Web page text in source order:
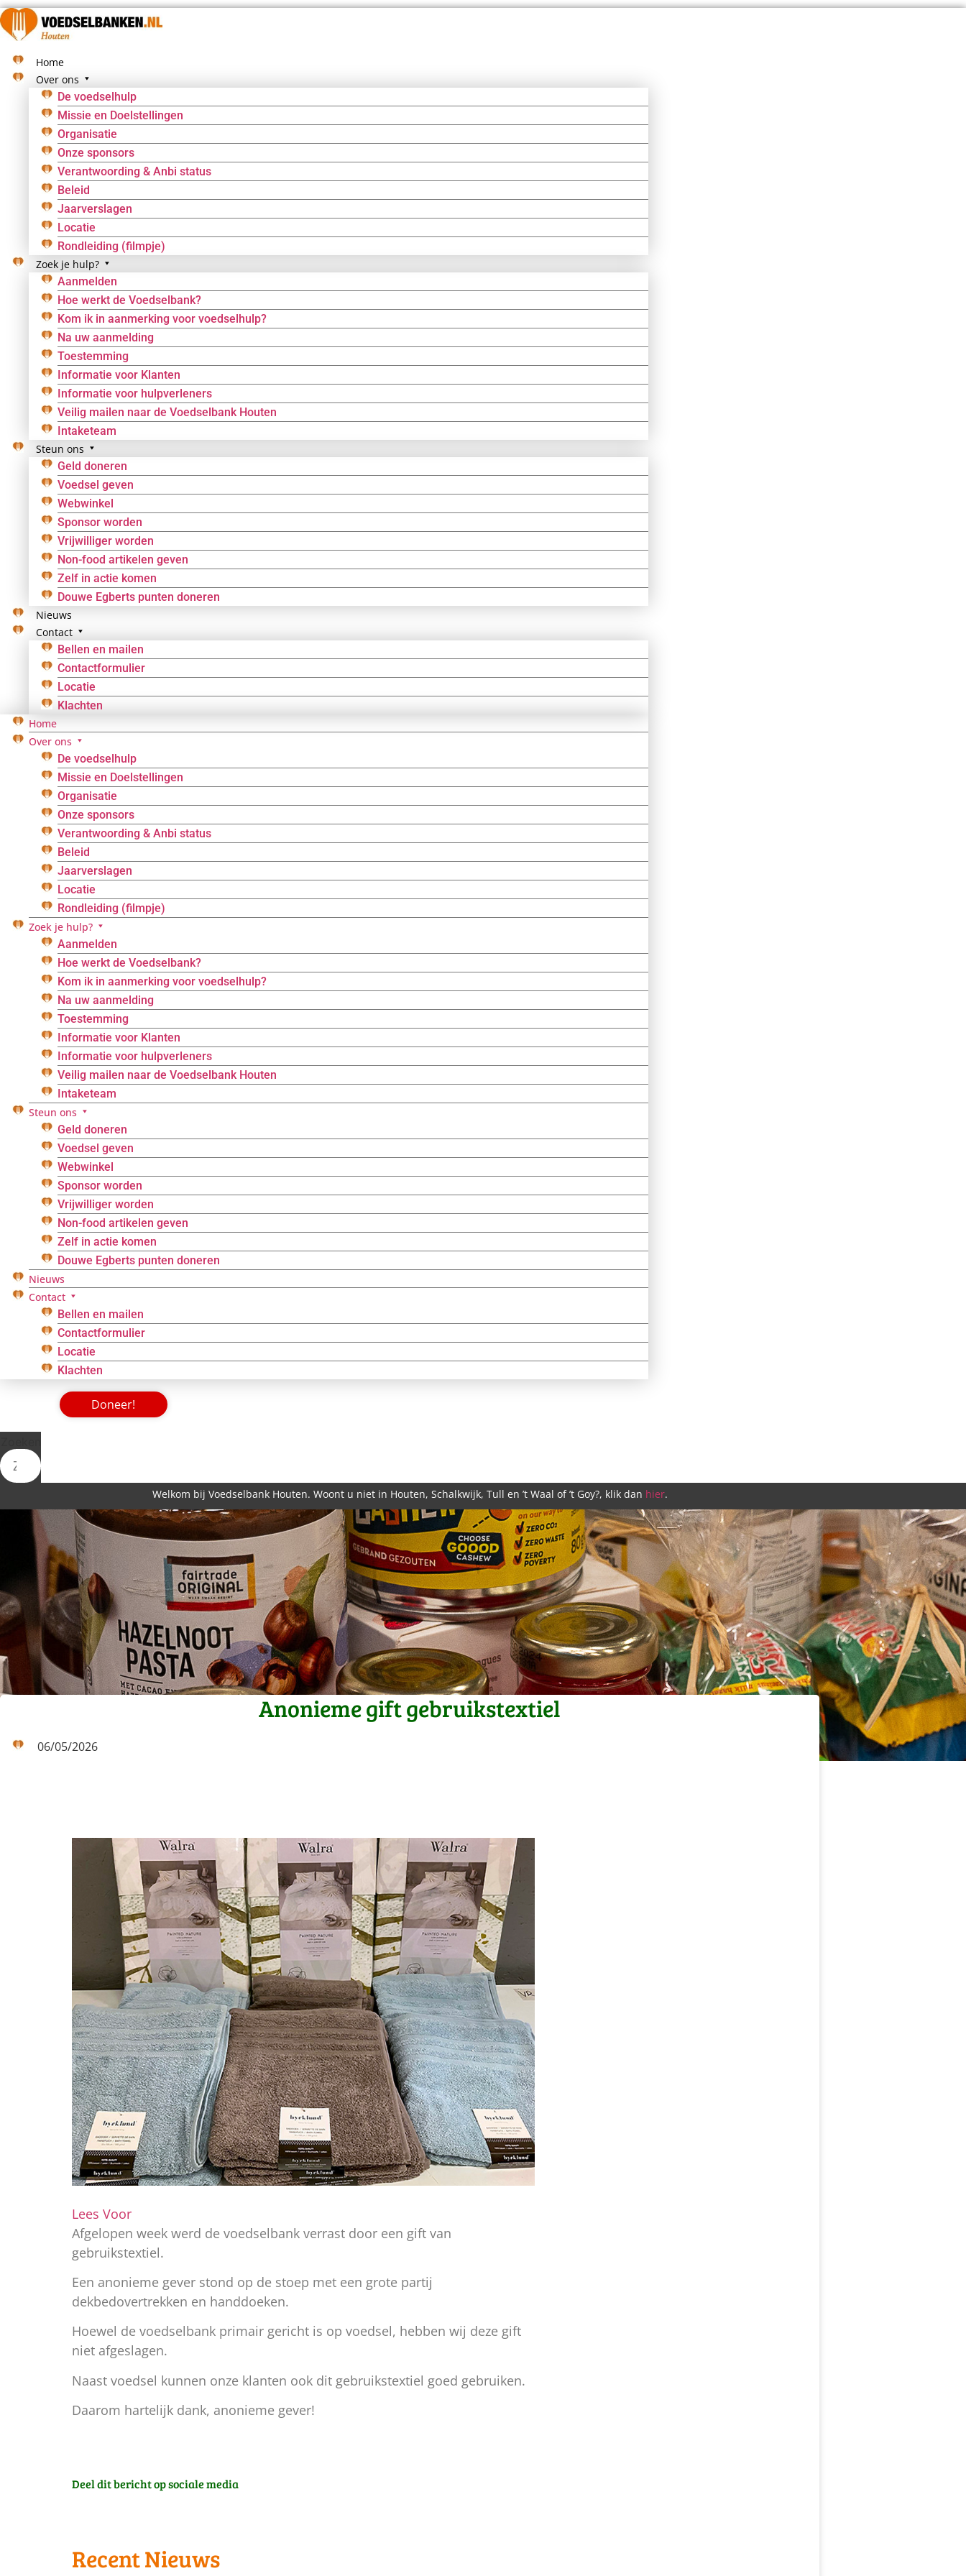
Ga
naar
inhoud Home
Over ons
De voedselhulp
Missie en Doelstellingen
Organisatie
Onze sponsors
Verantwoording & Anbi status
Beleid
Jaarverslagen
Locatie
Rondleiding (filmpje)
Zoek je hulp?
Aanmelden
Hoe werkt de Voedselbank?
Kom ik in aanmerking voor voedselhulp?
Na uw aanmelding
Toestemming
Informatie voor Klanten
Informatie voor hulpverleners
Veilig mailen naar de Voedselbank Houten
Intaketeam
Steun ons
Geld doneren
Voedsel geven
Webwinkel
Sponsor worden
Vrijwilliger worden
Non-food artikelen geven
Zelf in actie komen
Douwe Egberts punten doneren
Nieuws
Contact
Bellen en mailen
Contactformulier
Locatie
Klachten
Home
Over ons
De voedselhulp
Missie en Doelstellingen
Organisatie
Onze sponsors
Verantwoording & Anbi status
Beleid
Jaarverslagen
Locatie
Rondleiding (filmpje)
Zoek je hulp?
Aanmelden
Hoe werkt de Voedselbank?
Kom ik in aanmerking voor voedselhulp?
Na uw aanmelding
Toestemming
Informatie voor Klanten
Informatie voor hulpverleners
Veilig mailen naar de Voedselbank Houten
Intaketeam
Steun ons
Geld doneren
Voedsel geven
Webwinkel
Sponsor worden
Vrijwilliger worden
Non-food artikelen geven
Zelf in actie komen
Douwe Egberts punten doneren
Nieuws
Contact
Bellen en mailen
Contactformulier
Locatie
Klachten
Doneer!
Welkom bij Voedselbank Houten. Woont u niet in Houten, Schalkwijk, Tull en ’t Waal of ’t Goy?, klik dan hier.
Anonieme gift gebruikstextiel
06/05/2026
Lees Voor
Afgelopen week werd de voedselbank verrast door een gift van
gebruikstextiel.
Een anonieme gever stond op de stoep met een grote partij
dekbedovertrekken en handdoeken.
Hoewel de voedselbank primair gericht is op voedsel, hebben wij deze gift
niet afgeslagen.
Naast voedsel kunnen onze klanten ook dit gebruikstextiel goed gebruiken.
Daarom hartelijk dank, anonieme gever!
Deel dit bericht op sociale media
Recent Nieuws